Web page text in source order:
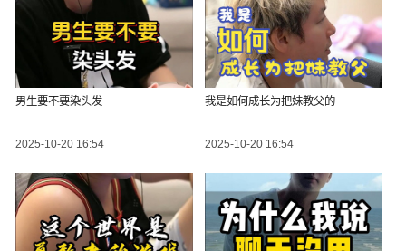
男生要不要染头发
2025-10-20 16:54
我是如何成长为把妹教父的
2025-10-20 16:54